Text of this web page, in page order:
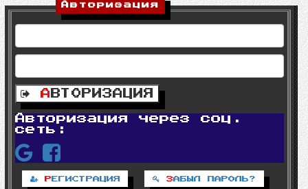
Авторизация
А ВТОРИЗАЦИЯ
Авторизация через соц.
сеть:
Р ЕГИСТРАЦИЯ ЗАБЫЛ ПАРОЛЬ?